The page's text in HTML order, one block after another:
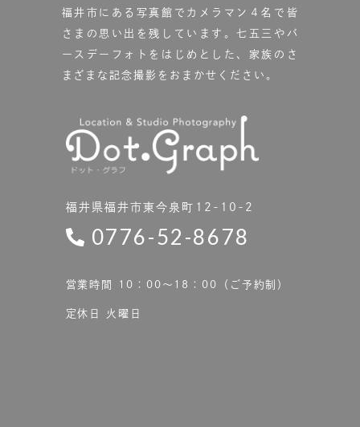
福井市にある写真館で カメラマン４名で皆
さまの思い出を残しています。七五三やバ
ースデーフォトをはじめとした、家族のさ
まざまな記念撮影をおまかせください。
福井県福井市東今泉町12-10-2
0776-52-8678
営業時間 10：00〜18：00（ご予約制）
定休日 火曜日